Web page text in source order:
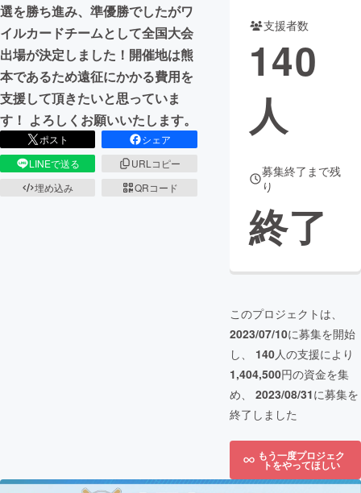
選を勝ち進み、準優勝でしたがワ
イルカードチームとして全国大会
出場が決定しました！開催地は熊
本であるため遠征にかかる費用を
支援して頂きたいと思っていま
す！ よろしくお願いいたします。
ポスト
シェア
LINEで送る
URLコピー
埋め込み
QRコード
支援者数
140
人
募集終了まで残
り
終了
このプロジェクトは、
2023/07/10に募集を開始
し、 140人の支援により
1,404,500円の資金を集
め、 2023/08/31に募集を
終了しました
もう一度プロジェク
トをやってほしい